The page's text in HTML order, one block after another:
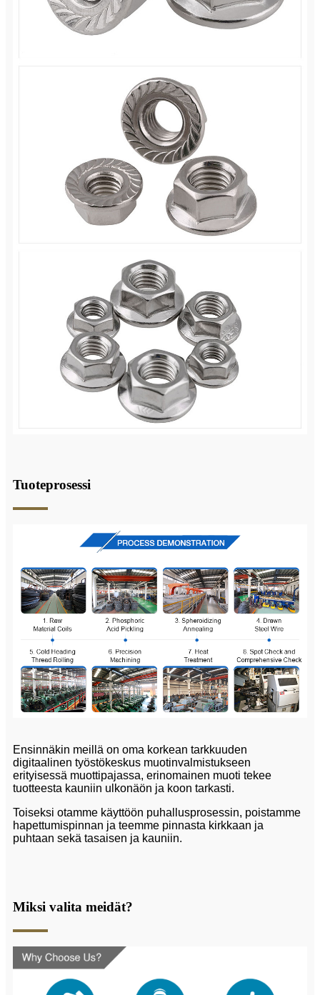
Tuoteprosessi
Ensinnäkin meillä on oma korkean tarkkuuden
digitaalinen työstökeskus muotinvalmistukseen
erityisessä muottipajassa, erinomainen muoti tekee
tuotteesta kauniin ulkonäön ja koon tarkasti.
Toiseksi otamme käyttöön puhallusprosessin, poistamme
hapettumispinnan ja teemme pinnasta kirkkaan ja
puhtaan sekä tasaisen ja kauniin.
Miksi valita meidät?